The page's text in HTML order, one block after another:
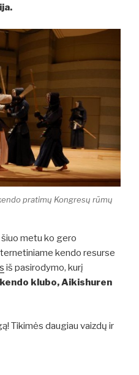
pratimų Kongresų rūmų
šiuo metu ko gero
kendo resurse
iš pasirodymo, kurį
klubo, Aikishuren
Tikimės daugiau vaizdų ir